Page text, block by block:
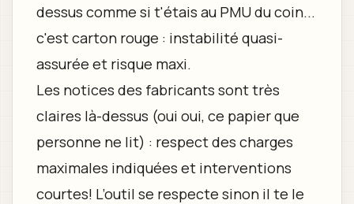
dessus comme si t'étais au PMU du coin...
c'est carton rouge : instabilité quasi-
assurée et risque maxi.
Les notices des fabricants sont très
claires là-dessus (oui oui, ce papier que
personne ne lit) : respect des charges
maximales indiquées et interventions
courtes! L’outil se respecte sinon il te le